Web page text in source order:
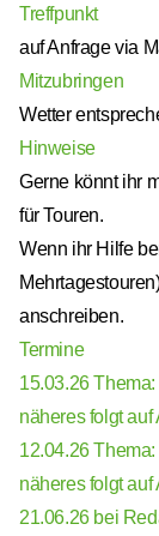
Treffpunkt
auf Anfrage via
Mitzubringen
Wetter
Hinweise
Gerne könnt ihr
für Touren.
Wenn ihr Hilfe
anschreiben.
Termine
15.03.26
näheres folgt auf
12.04.26
näheres folgt auf
21.06.26 bei